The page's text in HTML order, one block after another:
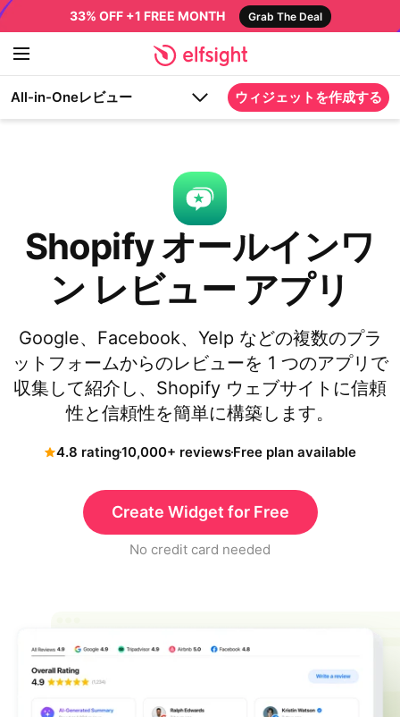
33% OFF +1 FREE MONTH Grab The Deal
All-in-Oneレビュー ウィジェットを作成する
Shopify オールインワ
ン レビュー アプリ
Google、Facebook、Yelp などの複数のプラ
ットフォームからのレビューを 1 つのアプリで
収集して紹介し、Shopify ウェブサイトに信頼
性と信頼性を簡単に構築します。
4.8 rating10,000+ reviewsFree plan available
Create Widget for Free
No credit card needed